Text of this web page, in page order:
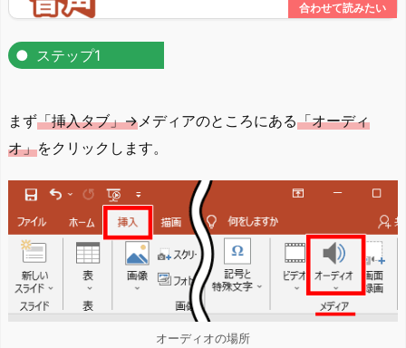
ステップ1
まず「挿入タブ」→ メディアのところにある「オーディ
オ」をクリックします。
オーディオの場所